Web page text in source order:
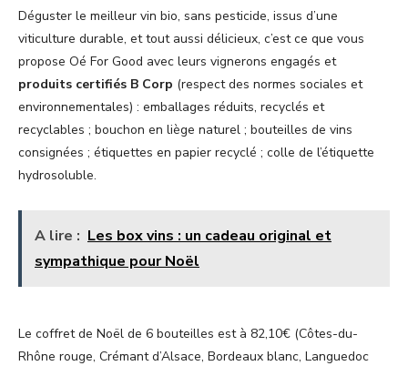
Déguster le meilleur vin bio, sans pesticide, issus d’une
viticulture durable, et tout aussi délicieux, c’est ce que vous
propose Oé For Good avec leurs vignerons engagés et
produits certifiés B Corp (respect des normes sociales et
environnementales) : emballages réduits, recyclés et
recyclables ; bouchon en liège naturel ; bouteilles de vins
consignées ; étiquettes en papier recyclé ; colle de l’étiquette
hydrosoluble.
A lire : Les box vins : un cadeau original et
sympathique pour Noël
Le coffret de Noël de 6 bouteilles est à 82,10€ (Côtes-du-
Rhône rouge, Crémant d’Alsace, Bordeaux blanc, Languedoc